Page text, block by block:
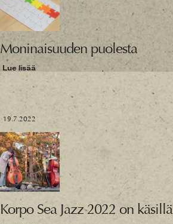
Moninaisuuden puolesta
Lue lisää
19.7.2022
Korpo Sea Jazz 2022 on käsillä